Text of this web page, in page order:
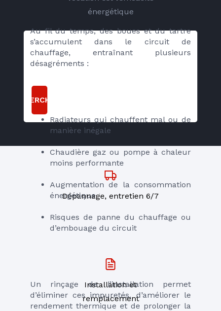
Au fil du temps, des boues et du tartre
s’accumulent dans le circuit de
chauffage, entraînant plusieurs
désagréments :
Radiateurs qui chauffent mal ou de
manière inégale
Chaudière gaz ou pompe à chaleur
moins performante
Augmentation de la consommation
énergétique
Risques de panne du chauffage ou
d’embouage du circuit
Un rinçage de l’installation permet
d’éliminer ces impuretés, d’améliorer le
rendement thermique et de prolonger la
énergétique
RECHERCHER
Dépannage, entretien 6/7
Installation et
remplacement